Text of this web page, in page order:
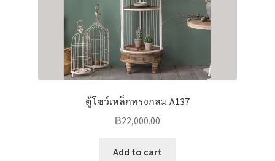
ตู้โชว์เหล็กทรงกลม A137
฿22,000.00
Add to cart